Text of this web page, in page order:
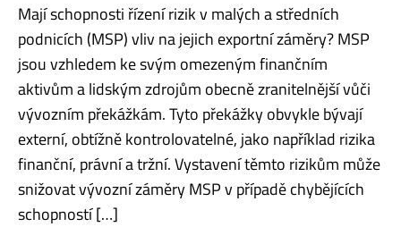
Mají schopnosti řízení rizik v malých a středních
podnicích (MSP) vliv na jejich exportní záměry? MSP
jsou vzhledem ke svým omezeným finančním
aktivům a lidským zdrojům obecně zranitelnější vůči
vývozním překážkám. Tyto překážky obvykle bývají
externí, obtížně kontrolovatelné, jako například rizika
finanční, právní a tržní. Vystavení těmto rizikům může
snižovat vývozní záměry MSP v případě chybějících
schopností […]